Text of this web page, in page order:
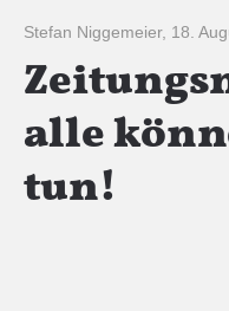
Stefan Niggemeier, 18.
alle
tun!